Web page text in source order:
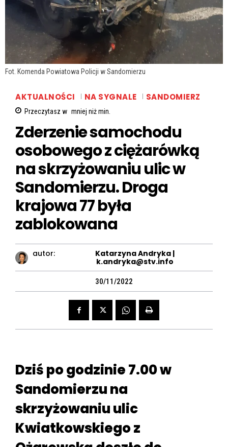
Fot. Komenda Powiatowa Policji w Sandomierzu
AKTUALNOŚCI NA SYGNALE SANDOMIERZ
Przeczytasz w mniej niżmin.
Zderzenie samochodu
osobowego z ciężarówką
na skrzyżowaniu ulic w
Sandomierzu. Droga
krajowa 77 była
zablokowana
autor:
Katarzyna Andryka |
k.andryka@stv.info
30/11/2022
Dziś po godzinie 7.00 w
Sandomierzu na
skrzyżowaniu ulic
Kwiatkowskiego z